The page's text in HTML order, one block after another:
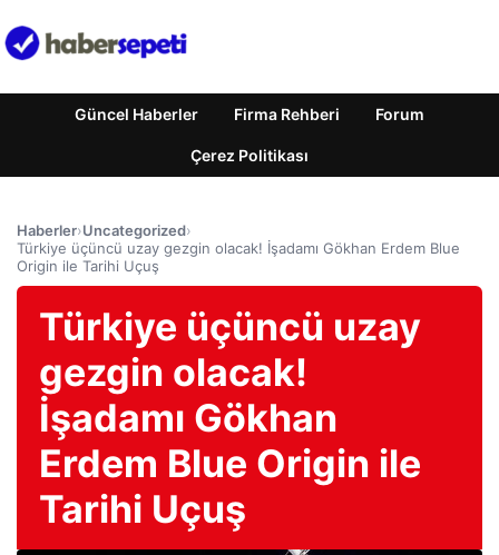
Güncel Haberler Firma Rehberi Forum
Çerez Politikası
Haberler›Uncategorized›
Türkiye üçüncü uzay gezgin olacak! İşadamı Gökhan Erdem Blue
Origin ile Tarihi Uçuş
Türkiye üçüncü uzay
gezgin olacak!
İşadamı Gökhan
Erdem Blue Origin ile
Tarihi Uçuş